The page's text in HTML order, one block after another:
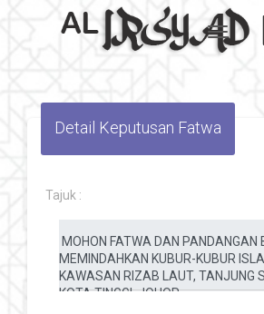
Detail Keputusan Fatwa
Tajuk :